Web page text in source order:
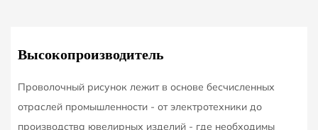
Высокопроизводитель
Проволочный рисунок лежит в основе бесчисленных
отраслей промышленности - от электротехники до
производства ювелирных изделий - где необходимы